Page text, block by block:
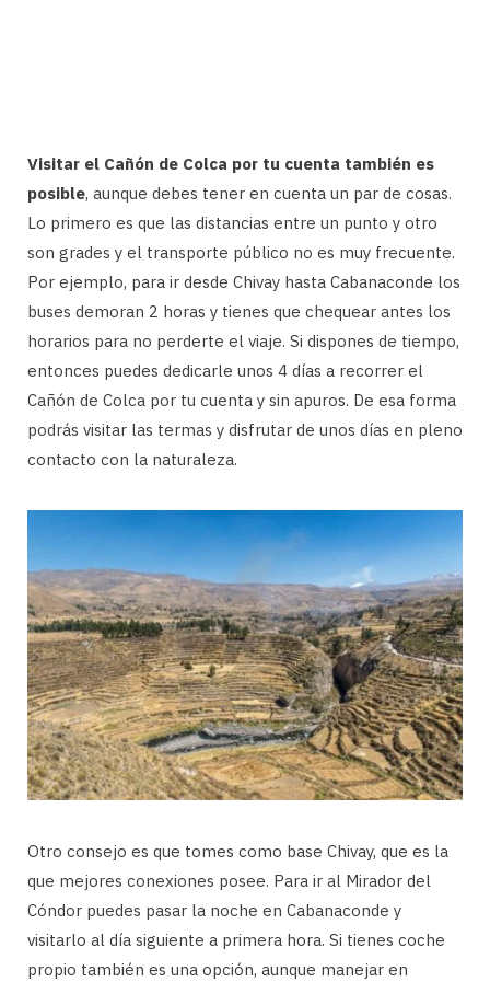
Visitar el Cañón de Colca por tu cuenta también es
posible, aunque debes tener en cuenta un par de cosas.
Lo primero es que las distancias entre un punto y otro
son grades y el transporte público no es muy frecuente.
Por ejemplo, para ir desde Chivay hasta Cabanaconde los
buses demoran 2 horas y tienes que chequear antes los
horarios para no perderte el viaje. Si dispones de tiempo,
entonces puedes dedicarle unos 4 días a recorrer el
Cañón de Colca por tu cuenta y sin apuros. De esa forma
podrás visitar las termas y disfrutar de unos días en pleno
contacto con la naturaleza.
Otro consejo es que tomes como base Chivay, que es la
que mejores conexiones posee. Para ir al Mirador del
Cóndor puedes pasar la noche en Cabanaconde y
visitarlo al día siguiente a primera hora. Si tienes coche
propio también es una opción, aunque manejar en